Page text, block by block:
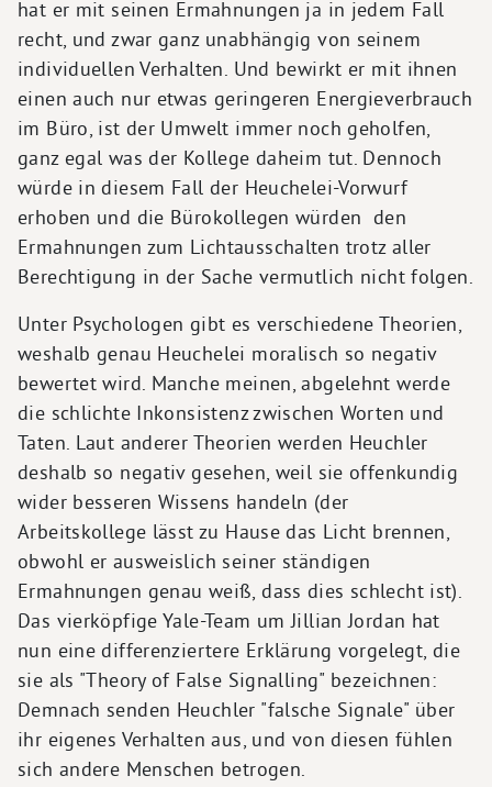
hat er mit seinen Ermahnungen ja in jedem Fall
recht, und zwar ganz unabhängig von seinem
individuellen Verhalten. Und bewirkt er mit ihnen
einen auch nur etwas geringeren Energieverbrauch
im Büro, ist der Umwelt immer noch geholfen,
ganz egal was der Kollege daheim tut. Dennoch
würde in diesem Fall der Heuchelei-Vorwurf
erhoben und die Bürokollegen würden den
Ermahnungen zum Lichtausschalten trotz aller
Berechtigung in der Sache vermutlich nicht folgen.
Unter Psychologen gibt es verschiedene Theorien,
weshalb genau Heuchelei moralisch so negativ
bewertet wird. Manche meinen, abgelehnt werde
die schlichte Inkonsistenz zwischen Worten und
Taten. Laut anderer Theorien werden Heuchler
deshalb so negativ gesehen, weil sie offenkundig
wider besseren Wissens handeln (der
Arbeitskollege lässt zu Hause das Licht brennen,
obwohl er ausweislich seiner ständigen
Ermahnungen genau weiß, dass dies schlecht ist).
Das vierköpfige Yale-Team um Jillian Jordan hat
nun eine differenziertere Erklärung vorgelegt, die
sie als "Theory of False Signalling" bezeichnen:
Demnach senden Heuchler "falsche Signale" über
ihr eigenes Verhalten aus, und von diesen fühlen
sich andere Menschen betrogen.